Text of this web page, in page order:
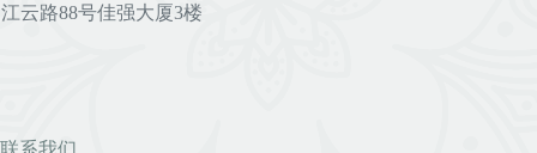
江云路88号佳强大厦3楼
联系我们